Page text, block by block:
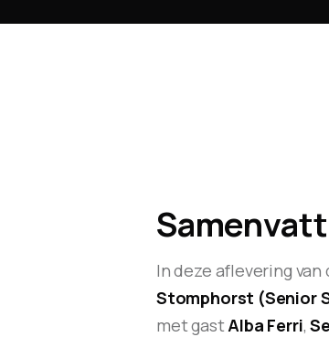
In deze aflevering van
Stomphorst (Senior
met gastAlba Ferri,